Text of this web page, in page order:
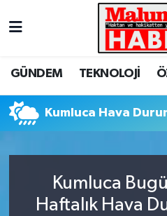
GÜNDEM TEKNOLOJİ
Kumluca Hava
Kumluca
Haftalık Hava
Nöbetçi Eczaneler
Tüm Manşetler